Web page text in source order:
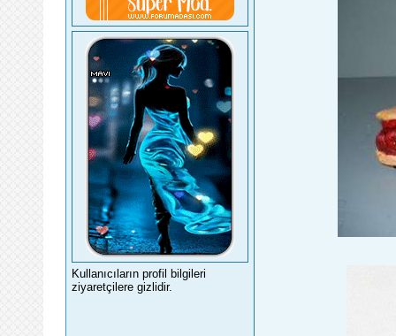
Kullanıcıların profil bilgileri
ziyaretçilere gizlidir.